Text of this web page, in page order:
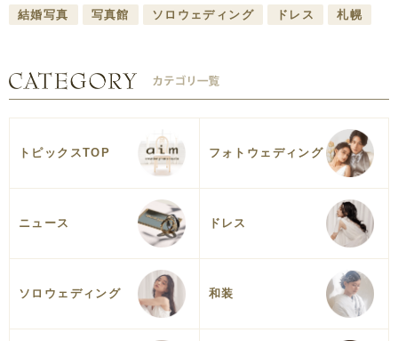
結婚写真 写真館 ソロウェディング ドレス 札幌
トピックスTOP フォトウェディング
ニュース ドレス
ソロウェディング 和装